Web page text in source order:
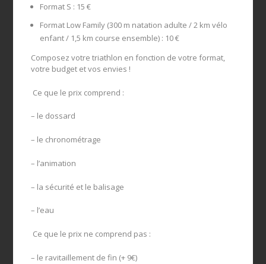
Format S : 15 €
Format Low Family (300 m natation adulte / 2 km vélo
enfant / 1,5 km course ensemble) : 10 €
Composez votre triathlon en fonction de votre format,
votre budget et vos envies !
Ce que le prix comprend :
– le dossard
– le chronométrage
– l’animation
– la sécurité et le balisage
– l’eau
Ce que le prix ne comprend pas :
– le ravitaillement de fin (+ 9€)